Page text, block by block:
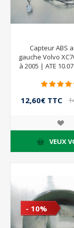
Capteur ABS
gauche Volvo
à 2005 | ATE
12,60€ TTC
VEUX
- 10%